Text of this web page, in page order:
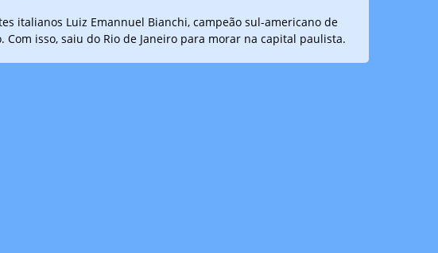
italianos Luiz Emannuel Bianchi, campeão sul-americano de
isso, saiu do Rio de Janeiro para morar na capital paulista.